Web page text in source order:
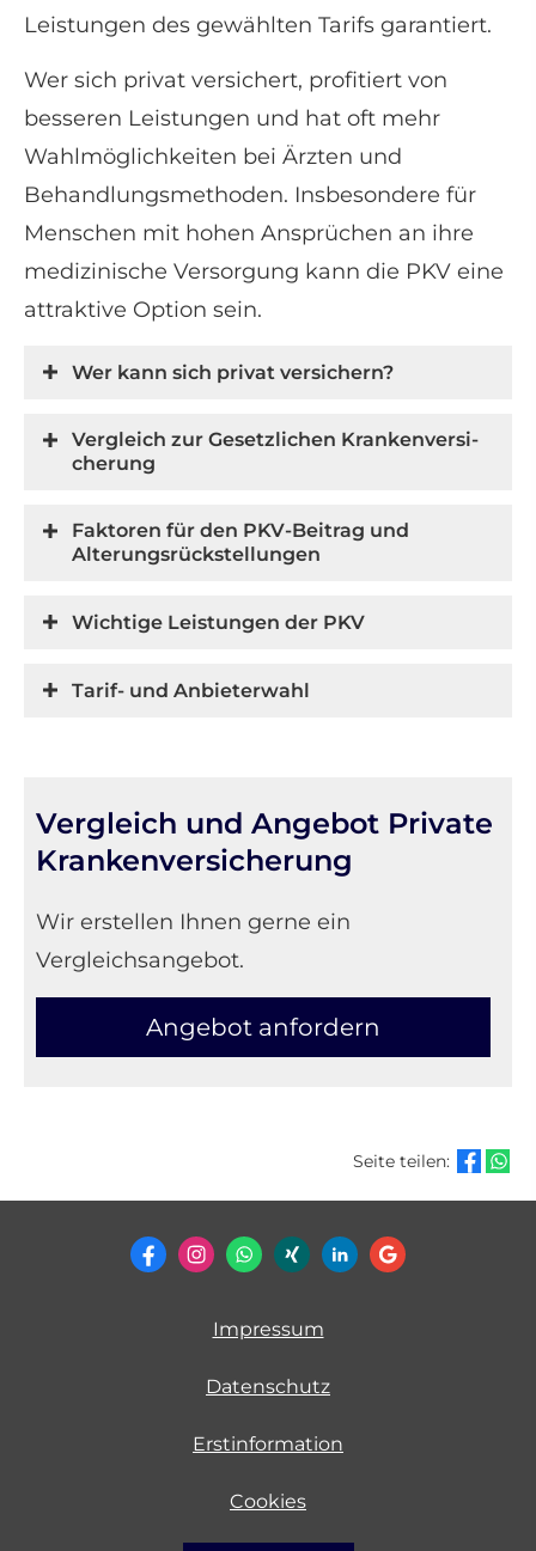
Leistungen des gewählten Tarifs garantiert.
Wer sich privat versichert, profitiert von
besseren Leistungen und hat oft mehr
Wahlmöglichkeiten bei Ärzten und
Behandlungsmethoden. Insbesondere für
Menschen mit hohen Ansprüchen an ihre
medizinische Versorgung kann die PKV eine
attraktive Option sein.
Wer kann sich privat ver­sichern?
Vergleich zur Gesetzlichen Kranken­ver­si­
che­rung
Faktoren für den PKV-Beitrag und
Alterungsrückstellungen
Wichtige Leistungen der PKV
Tarif- und Anbieterwahl
Vergleich und Angebot Private
Kranken­ver­si­che­rung
Wir erstellen Ihnen gerne ein
Vergleichsangebot.
An­ge­bot an­for­dern
Seite teilen:
Impressum
Datenschutz
Erstinformation
Cookies